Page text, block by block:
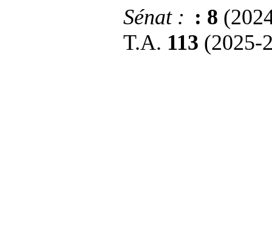
Sénat : : 8
T.A. 113